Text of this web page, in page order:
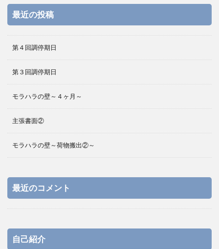
最近の投稿
第４回調停期日
第３回調停期日
モラハラの壁～４ヶ月～
主張書面②
モラハラの壁～荷物搬出②～
最近のコメント
自己紹介